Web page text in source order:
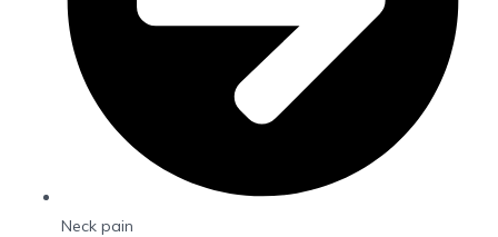
Neck pain